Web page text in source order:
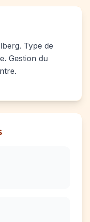
Type de
Gestion du